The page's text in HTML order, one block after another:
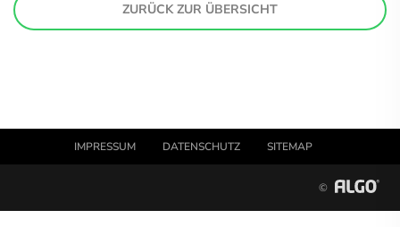
ZURÜCK ZUR ÜBERSICHT
IMPRESSUM DATENSCHUTZ SITEMAP
©